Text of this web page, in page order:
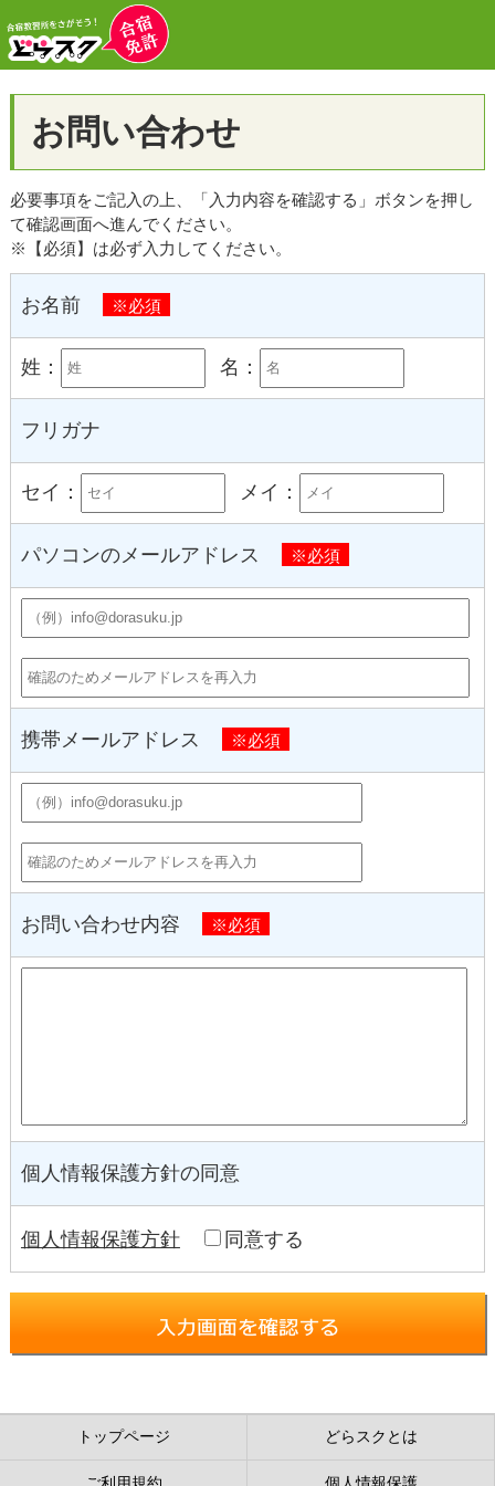
お問い合わせ
必要事項をご記入の上、「入力内容を確認する」ボタンを押し
て確認画面へ進んでください。
※【必須】は必ず入力してください。
お名前 ※必須
姓： 名：
フリガナ
セイ： メイ：
パソコンのメールアドレス ※必須
携帯メールアドレス ※必須
お問い合わせ内容 ※必須
個人情報保護方針の同意
個人情報保護方針 同意する
トップページ どらスクとは